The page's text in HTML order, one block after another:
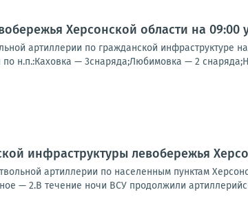
Херсонской области на 09:00
артиллерии по гражданской инфраструктуре
н.п.:Каховка — 3снаряда;Любимовка — 2
инфраструктуры левобережья
артиллерии по населенным пунктам
— 2.В течение ночи ВСУ продолжили